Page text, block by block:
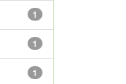
1
1
1